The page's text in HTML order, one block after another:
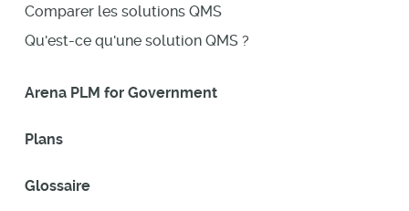
Comparer les solutions QMS
Qu'est-ce qu'une solution QMS ?
Arena PLM for Government
Plans
Glossaire